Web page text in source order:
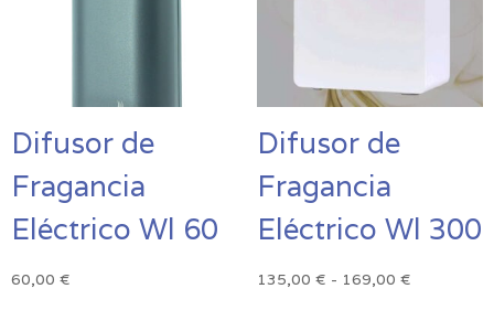
Difusor de
Fragancia
Eléctrico Wl 60
60,00 €
Difusor de
Fragancia
Eléctrico Wl 300
135,00 € - 169,00 €Rango